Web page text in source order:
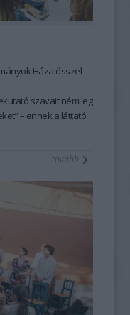
Háza ősszel
szavait némileg
– ennek a láttató
ad, hanem
segíti az
meggyőző, hiteles
digitális
Ehhez nyújt
Háza
és
kínál elmélyült
tanulásáról és
tovább